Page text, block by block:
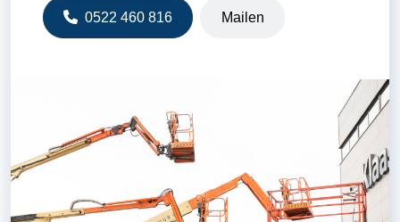
0522 460 816 Mailen